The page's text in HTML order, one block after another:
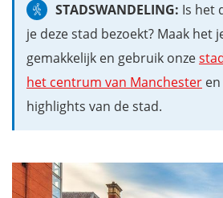
STADSWANDELING: Is het
je deze stad bezoekt? Maak het
gemakkelijk en gebruik onze
het centrum van Manchester
highlights van de stad.